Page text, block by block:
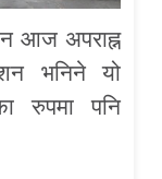
आज अपराह्न
भनिने यो
रुपमा पनि